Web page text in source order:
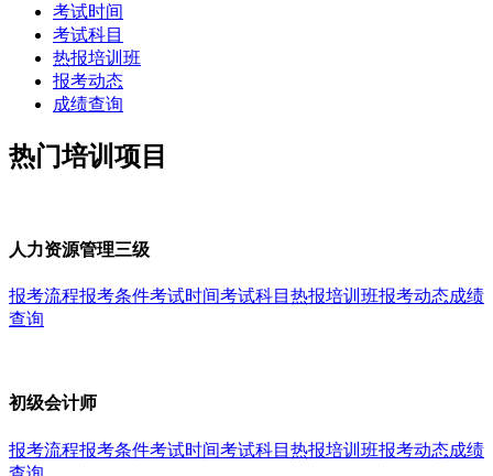
考试时间
考试科目
热报培训班
报考动态
成绩查询
热门培训项目
人力资源管理三级
报考流程报考条件考试时间考试科目 热报培训班报考动态成绩
查询
初级会计师
报考流程报考条件考试时间考试科目 热报培训班报考动态成绩